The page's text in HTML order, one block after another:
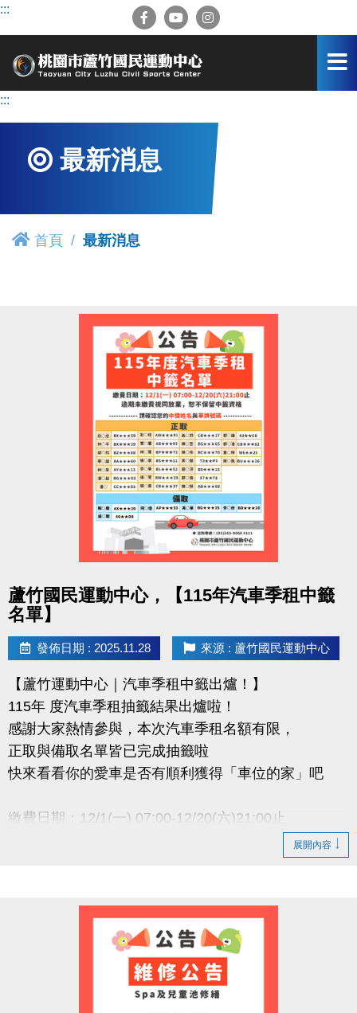
跳
容
:::
:::
最新消息
首頁 最新消息
蘆竹國民運動中心，【115年汽車季租中籤
名單】
發佈日期 : 2025.11.28 來源 : 蘆竹國民運動中心
【蘆竹運動中心｜汽車季租中籤出爐！】
115年 度汽車季租抽籤結果出爐啦！
感謝大家熱情參與，本次汽車季租名額有限，
正取與備取名單皆已完成抽籤啦
快來看看你的愛車是否有順利獲得「車位的家」吧
繳費日期：12/1(一) 07:00-12/20(六)21:00止
● 正取者請務必於期限內完成繳費，以維持承租資格
● 若正取者未於期限內完成繳費，將依序通知 備取名
● 承租權限限本人使用，不得轉讓
展開內容